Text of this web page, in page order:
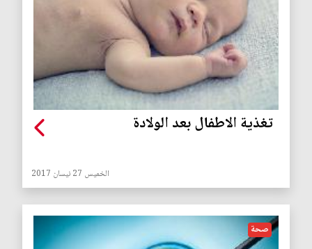
تغذية الاطفال بعد الولادة
الخميس 27 نيسان 2017
صحة